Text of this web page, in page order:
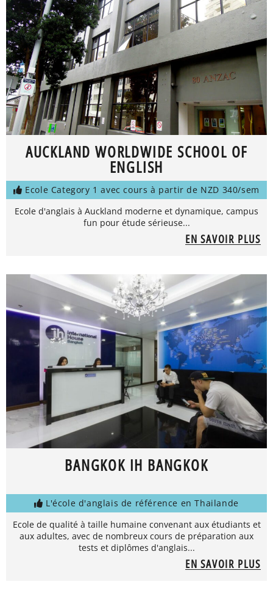
AUCKLAND WORLDWIDE SCHOOL OF
ENGLISH
Ecole Category 1 avec cours à partir de NZD 340/sem
Ecole d'anglais à Auckland moderne et dynamique, campus
fun pour étude sérieuse...
EN SAVOIR PLUS
BANGKOK IH BANGKOK
L'école d'anglais de référence en Thailande
Ecole de qualité à taille humaine convenant aux étudiants et
aux adultes, avec de nombreux cours de préparation aux
tests et diplômes d'anglais...
EN SAVOIR PLUS